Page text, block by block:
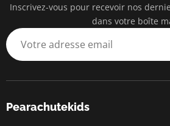
Inscrivez-vous pour recevoir nos
dans votre boîte
Pearachutekids